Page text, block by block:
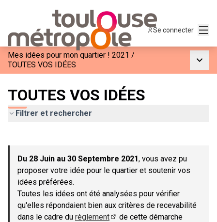
Se connecter
Mes idées pour mon quartier ! 2021 /
TOUTES VOS IDÉES
TOUTES VOS IDÉES
Filtrer et rechercher
−
Du 28 Juin au 30 Septembre 2021, vous avez pu
proposer votre idée pour le quartier et soutenir vos
idées préférées.
Toutes les idées ont été analysées pour vérifier
qu'elles répondaient bien aux critères de recevabilité
dans le cadre du règlement
de cette démarche